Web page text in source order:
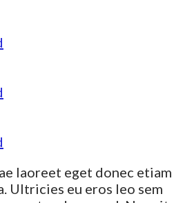
laoreet eget donec etiam
Ultricies eu eros leo sem